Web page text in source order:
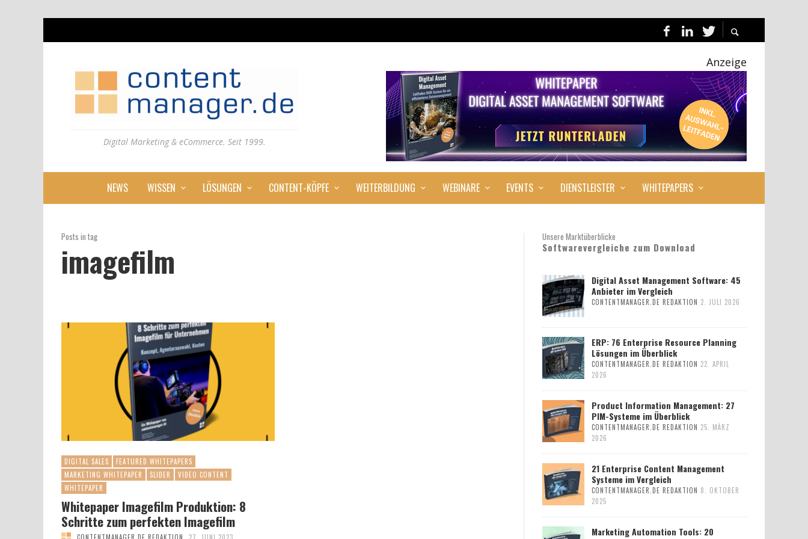
Digital Marketing & eCommerce. Seit 1999.
Anzeige
NEWS WISSEN LÖSUNGEN CONTENT-KÖPFE WEITERBILDUNG WEBINARE EVENTS DIENSTLEISTER WHITEPAPERS
Posts in tag
imagefilm
DIGITAL SALES
FEATURED WHITEPAPERS
MARKETING WHITEPAPER
SLIDER
VIDEO CONTENT
WHITEPAPER
Whitepaper Imagefilm Produktion: 8
Schritte zum perfekten Imagefilm
CONTENTMANAGER.DE REDAKTION 27. JUNI 2023
Unsere Marktüberblicke
Softwarevergleiche zum Download
Digital Asset Management Software: 45
Anbieter im Vergleich
CONTENTMANAGER.DE REDAKTION 2. JULI 2026
ERP: 76 Enterprise Resource Planning
Lösungen im Überblick
CONTENTMANAGER.DE REDAKTION 22. APRIL
2026
Product Information Management: 27
PIM-Systeme im Überblick
CONTENTMANAGER.DE REDAKTION 25. MÄRZ
2026
21 Enterprise Content Management
Systeme im Vergleich
CONTENTMANAGER.DE REDAKTION 8. OKTOBER
2025
Marketing Automation Tools: 20